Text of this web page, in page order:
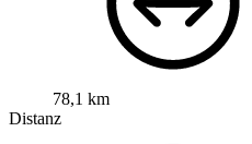
78,1 km
Distanz